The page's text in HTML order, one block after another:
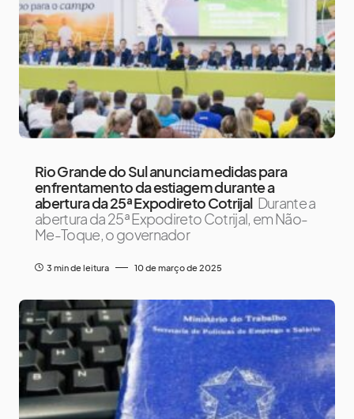
Rio Grande do Sul anuncia medidas para
enfrentamento da estiagem durante a
abertura da 25ª Expodireto Cotrijal Durante a
abertura da 25ª Expodireto Cotrijal, em Não-
Me-Toque, o governador
3 min de leitura 10 de março de 2025